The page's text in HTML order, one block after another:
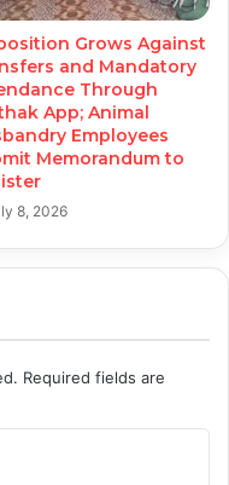
Grows Against
and Mandatory
Through
App; Animal
Employees
Memorandum to
8, 2026
Required fields are